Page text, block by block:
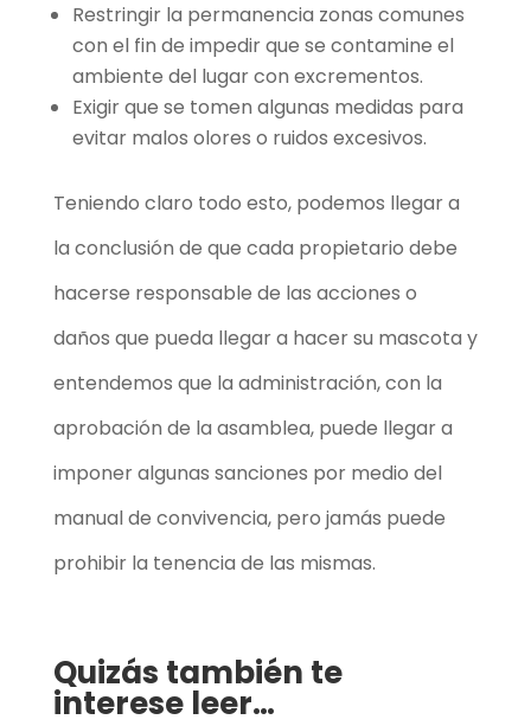
Restringir la permanencia zonas comunes
con el fin de impedir que se contamine el
ambiente del lugar con excrementos.
Exigir que se tomen algunas medidas para
evitar malos olores o ruidos excesivos.
Teniendo claro todo esto, podemos llegar a
la conclusión de que cada propietario debe
hacerse responsable de las acciones o
daños que pueda llegar a hacer su mascota y
entendemos que la administración, con la
aprobación de la asamblea, puede llegar a
imponer algunas sanciones por medio del
manual de convivencia, pero jamás puede
prohibir la tenencia de las mismas.
Quizás también te
interese leer…